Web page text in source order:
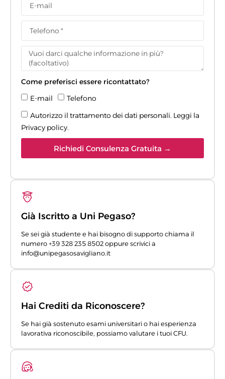
Come preferisci essere ricontattato?
E-mail
Telefono
Autorizzo il trattamento dei dati personali. Leggi la
Privacy policy.
Richiedi Consulenza Gratuita →
Già Iscritto a Uni Pegaso?
Se sei già studente e hai bisogno di supporto chiama il
numero +39 328 235 8502 oppure scrivici a
info@unipegasosavigliano.it
Hai Crediti da Riconoscere?
Se hai già sostenuto esami universitari o hai esperienza
lavorativa riconoscibile, possiamo valutare i tuoi CFU.